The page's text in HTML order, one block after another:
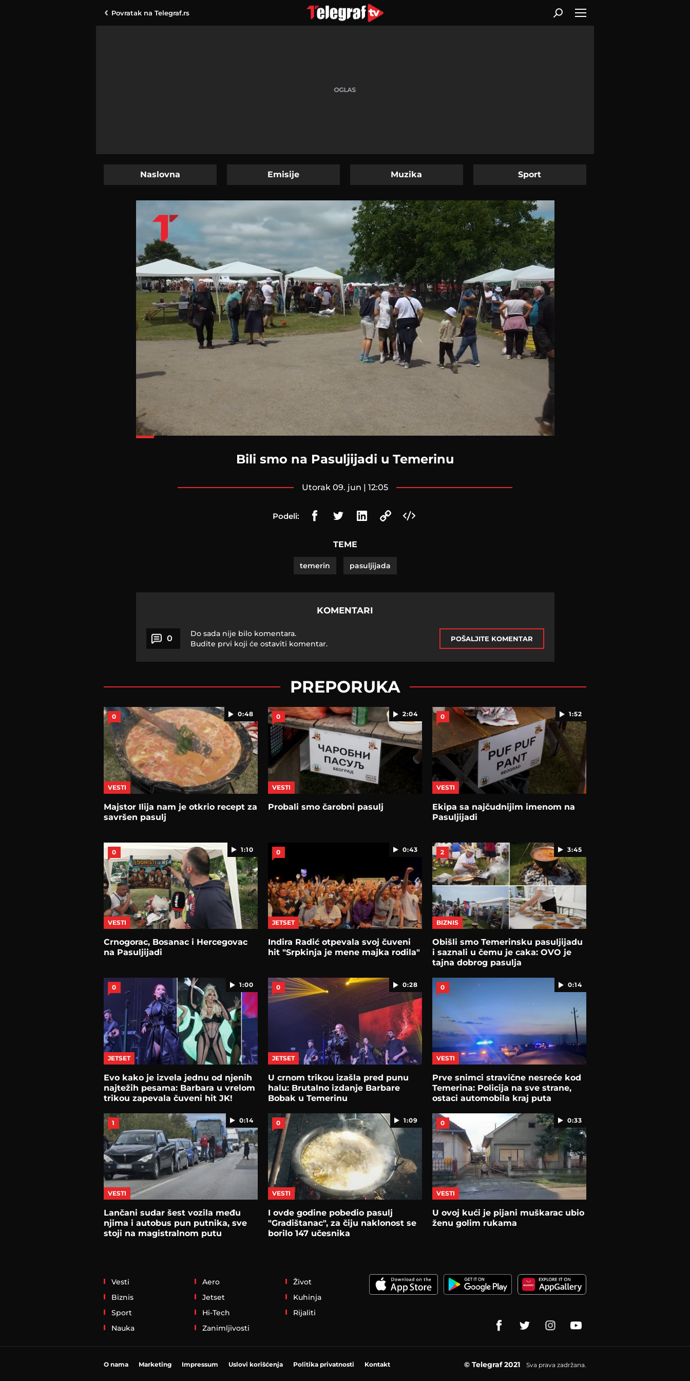
Povratak na Telegraf.rs
Naslovna Emisije Muzika Sport
Bili smo na Pasuljijadi u Temerinu
utorak 09. jun | 12:05
Podeli:
TEME
temerin pasuljijada
KOMENTARI
0
Do sada nije bilo komentara.
Budite prvi koji će ostaviti komentar.
POŠALJITE KOMENTAR
PREPORUKA
0:48
0
VESTI
Majstor Ilija nam je otkrio recept za
savršen pasulj
2:04
0
VESTI
Probali smo čarobni pasulj
1:52
0
VESTI
Ekipa sa najčudnijim imenom na
Pasuljijadi
1:10
0
VESTI
Crnogorac, Bosanac i Hercegovac
na Pasuljijadi
0:43
0
JETSET
Indira Radić otpevala svoj čuveni
hit "Srpkinja je mene majka rodila"
3:45
2
BIZNIS
Obišli smo Temerinsku pasuljijadu
i saznali u čemu je caka: OVO je
tajna dobrog pasulja
1:00
0
JETSET
Evo kako je izvela jednu od njenih
najtežih pesama: Barbara u vrelom
trikou zapevala čuveni hit JK!
0:28
0
JETSET
U crnom trikou izašla pred punu
halu: Brutalno izdanje Barbare
Bobak u Temerinu
0:14
0
VESTI
Prve snimci stravične nesreće kod
Temerina: Policija na sve strane,
ostaci automobila kraj puta
0:14
1
VESTI
Lančani sudar šest vozila među
njima i autobus pun putnika, sve
stoji na magistralnom putu
1:09
0
VESTI
I ovde godine pobedio pasulj
"Gradištanac", za čiju naklonost se
borilo 147 učesnika
0:33
0
VESTI
U ovoj kući je pijani muškarac ubio
ženu golim rukama
Vesti
Biznis
Sport
Nauka
Aero
Jetset
Hi-Tech
Zanimljivosti
Život
Kuhinja
Rijaliti
O nama Marketing Impressum Uslovi korišćenja Politika privatnosti Kontakt © Telegraf 2021 Sva prava zadržana.